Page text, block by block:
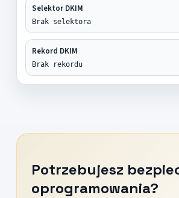
Selektor DKIM
Brak selektora
Rekord DKIM
Brak rekordu
Potrzebujesz
oprogramowania?